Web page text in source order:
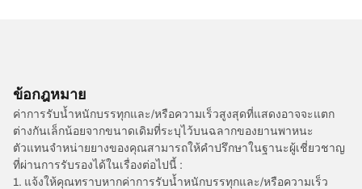
ข้อกฎหมาย
ค่าการรับน้ำหนักบรรทุกและ/หรือความเร็วสูงสุดที่แสดงอาจจะแตก
ต่างกันเล็กน้อยจากขนาดเดิมที่ระบุไว้บนฉลากของยานพาหนะ
ตัวแทนจำหน่ายยางของคุณสามารถให้คำปรึกษาในฐานะผู้เชี่ยวชาญ
ที่ผ่านการรับรองได้ในเรื่องต่อไปนี้ :
1. แจ้งให้คุณทราบหากค่าการรับน้ำหนักบรรทุกและ/หรือความเร็ว